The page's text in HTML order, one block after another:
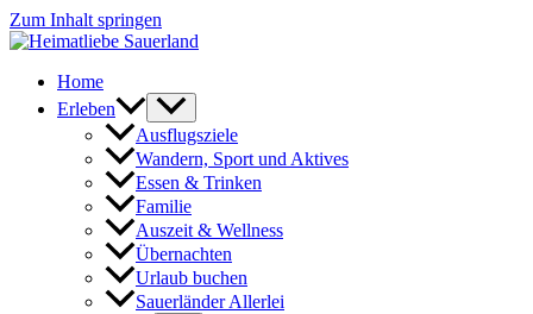
Zum Inhalt springen
Home
Erleben
Ausflugsziele
Wandern, Sport und Aktives
Essen & Trinken
Familie
Auszeit & Wellness
Übernachten
Urlaub buchen
Sauerländer Allerlei